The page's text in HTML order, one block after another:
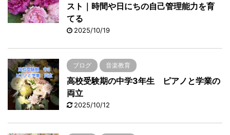
スト｜時間や日にちの自己管理能力を育
てる
2025/10/19
ブログ 音楽教育
高校受験期の中学3年生 ピアノと学業の
両立
2025/10/12